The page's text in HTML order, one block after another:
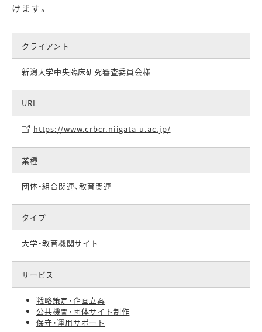
けます。
クライアント
新潟大学中央臨床研究審査委員会様
URL
https://www.crbcr.niigata-u.ac.jp/
業種
団体・組合関連、教育関連
タイプ
大学・教育機関サイト
サービス
戦略策定・企画立案
公共機関・団体サイト制作
保守・運用サポート